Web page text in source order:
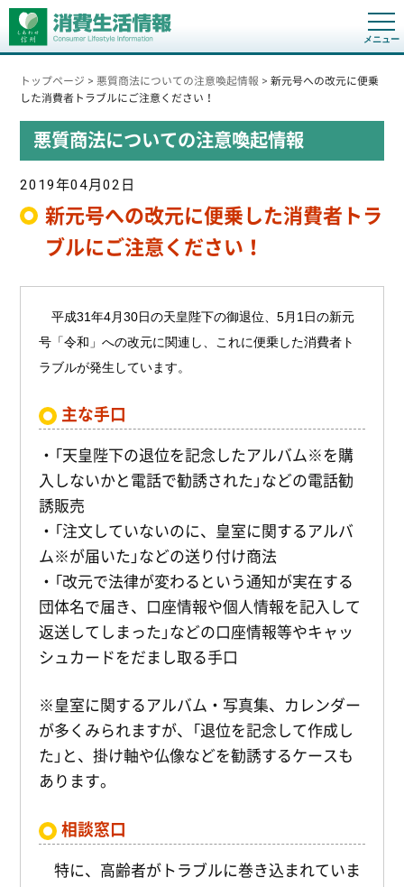
t
o
g
a
トップページ >悪質商法についての注意喚起情報 >新元号への改元に便乗
した消費者トラブルにご注意ください！
悪質商法についての注意喚起情報
2019年04月02日
新元号への改元に便乗した消費者トラ
ブルにご注意ください！
平成31年4月30日の天皇陛下の御退位、5月1日の新元
号「令和」への改元に関連し、これに便乗した消費者ト
ラブルが発生しています。
主な手口
・「天皇陛下の退位を記念したアルバム※を購
入しないかと電話で勧誘された」などの電話勧
誘販売
・「注文していないのに、皇室に関するアルバ
ム※が届いた」などの送り付け商法
・「改元で法律が変わるという通知が実在する
団体名で届き、口座情報や個人情報を記入して
返送してしまった」などの口座情報等やキャッ
シュカードをだまし取る手口
※皇室に関するアルバム・写真集、カレンダー
が多くみられますが、「退位を記念して作成し
た」と、掛け軸や仏像などを勧誘するケースも
あります。
相談窓口
特に、高齢者がトラブルに巻き込まれていま